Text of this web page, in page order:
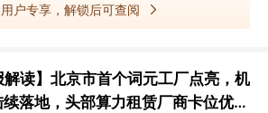
户专享，解锁后可查阅
解读】北京市首个词元工厂点亮，机
落地，头部算力租赁厂商卡位优势